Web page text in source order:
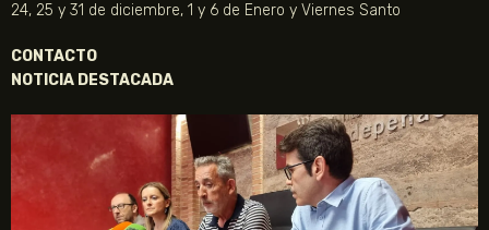
24, 25 y 31 de diciembre, 1 y 6 de Enero y Viernes Santo
CONTACTO
NOTICIA DESTACADA